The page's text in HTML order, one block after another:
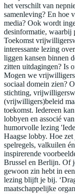
het verschilt van
samenleving? En hoe
media? Ook wordt
desinformatie, waarbij
Toekomst
interessante lezing
liggen kansen binnen
zitten uitdagingen? Is
Mogen we
sociaal domein zien?
stichting,
(vrijwilligers)beleid
toekomst. Iedereen
lobbyen en associé
humorvolle lezing
Haagse lobby. Hoe
spelregels, valkuilen
inspirerende
Brussel en Berlijn. Of
gewoon zin hebt in
lezing blijft je bij.
maatschappelijke